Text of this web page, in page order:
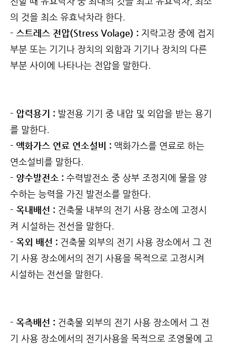
의 것을 최소 유효낙차라 한다.
- 스트레스 전압(Stress Volage) : 지락고장 중에 접지
부분 또는 기기나 장치의 외함과 기기나 장치의 다른
부분 사이에 나타나는 전압을 말한다.
- 압력용기 : 발전용 기기 중 내압 및 외압을 받는 용기
를 말한다.
- 액화가스 연료 연소설비 : 액화가스를 연료로 하는
연소설비를 말한다.
- 양수발전소 : 수력발전소 중 상부 조정지에 물을 양
수하는 능력을 가진 발전소를 말한다.
- 옥내배선 : 건축물 내부의 전기 사용 장소에 고정시
켜 시설하는 전선을 말한다.
- 옥외 배선 : 건축물 외부의 전기 사용 장소에서 그 전
기 사용 장소에서의 전기 사용을 목적으로 고정시켜
시설하는 전선을 말한다.
- 옥측배선 : 건축물 외부의 전기 사용 장소에서 그 전
기 사용 장소에서의 전기사용을 목적으로 조영물에 고